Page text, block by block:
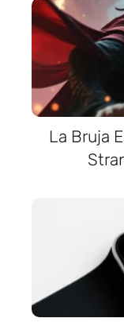
La Bruja